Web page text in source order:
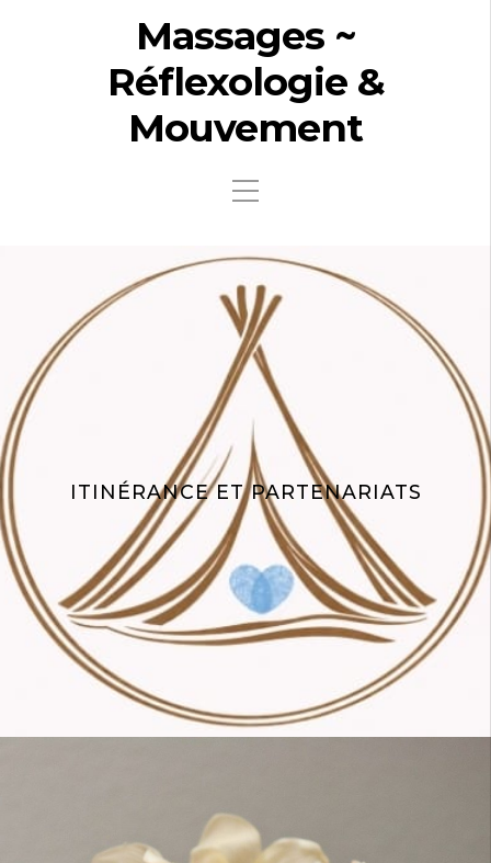
Massages ~
Réflexologie &
Mouvement
ITINÉRANCE ET PARTENARIATS